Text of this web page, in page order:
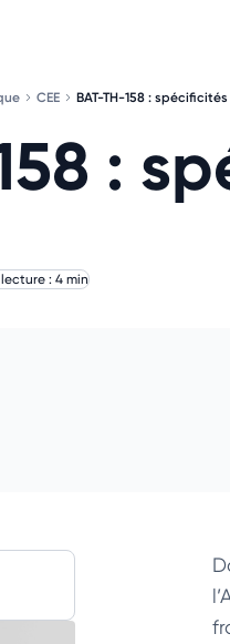
CEE BAT-TH-158 :
:
: 4 min